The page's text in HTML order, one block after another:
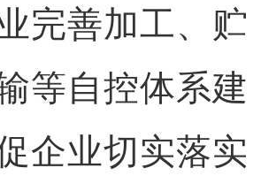
完善加工、贮
等自控体系建
企业切实落实